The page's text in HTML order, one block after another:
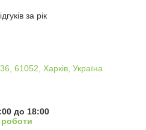
за рік
61052, Харків, Україна
до 18:00
роботи